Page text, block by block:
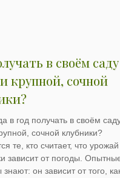
в своём саду
крупной, сочной
в год получать в своём
сочной клубники?
те, кто считает, что урожай
зависит от погоды.
он зависит от того,